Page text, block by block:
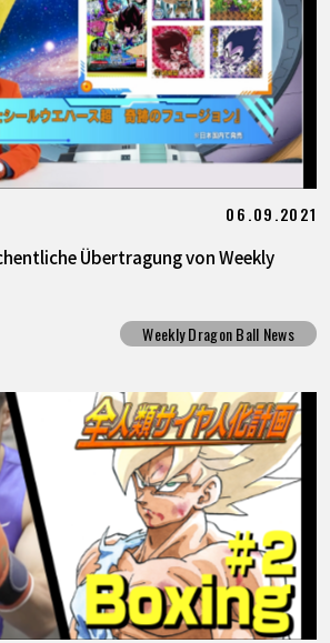
06.09.2021
Übertragung von Weekly
Weekly Dragon Ball News